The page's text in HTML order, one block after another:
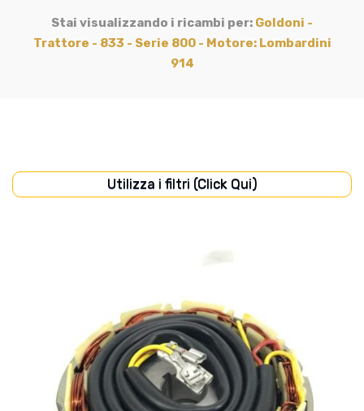
Stai visualizzando i ricambi per: Goldoni -
Trattore - 833 - Serie 800 - Motore: Lombardini
914
Utilizza i filtri (Click Qui)
(28)
TRASMISSIONE(12)
Disponibile